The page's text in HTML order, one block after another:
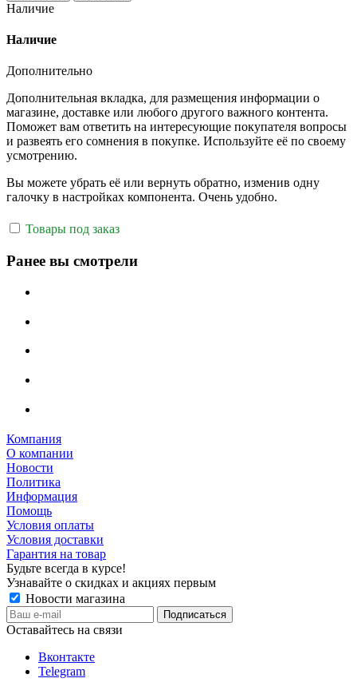
Наличие
Наличие
Дополнительно
Дополнительная вкладка, для размещения информации о
магазине, доставке или любого другого важного контента.
Поможет вам ответить на интересующие покупателя вопросы
и развеять его сомнения в покупке. Используйте её по своему
усмотрению.
Вы можете убрать её или вернуть обратно, изменив одну
галочку в настройках компонента. Очень удобно.
Товары под заказ
Ранее вы смотрели
Компания
О компании
Новости
Политика
Информация
Помощь
Условия оплаты
Условия доставки
Гарантия на товар
Будьте всегда в курсе!
Узнавайте о скидках и акциях первым
Новости магазина
Оставайтесь на связи
Вконтакте
Telegram